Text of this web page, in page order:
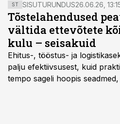
ST SISUTURUNDUS26.06.26,
Tõstelahendused
vältida ettevõtete
kulu – seisakuid
Ehitus-, tööstus- ja
palju efektiivsusest, kuid
tempo sageli hoopis